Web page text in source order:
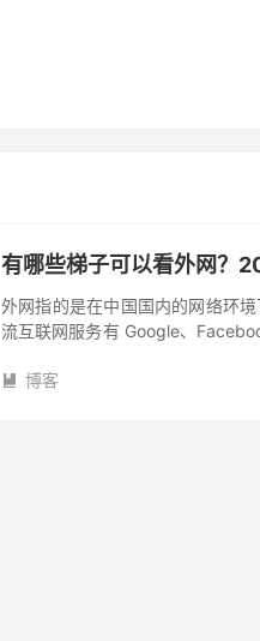
有哪些梯子可以看外网？
外网指的是在中国国内的网络环
流互联网服务有 Google、
 博客